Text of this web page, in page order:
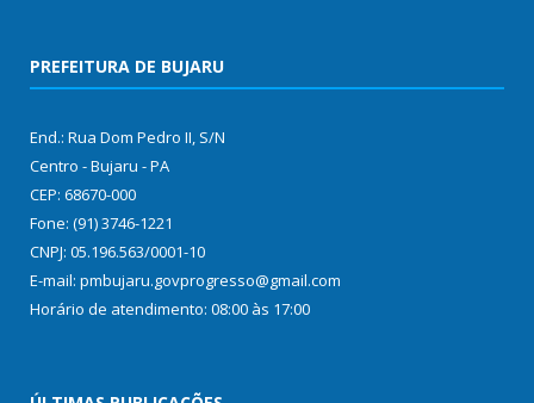
PREFEITURA DE BUJARU
End.: Rua Dom Pedro II, S/N
Centro - Bujaru - PA
CEP: 68670-000
Fone: (91) 3746-1221
CNPJ: 05.196.563/0001-10
E-mail: pmbujaru.govprogresso@gmail.com
Horário de atendimento: 08:00 às 17:00